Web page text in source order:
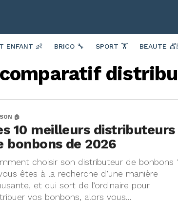
ENFANT 👶 BRICO 🔧 SPORT 🏋️ BEAUTE
🏠
10 meilleurs distributeurs
bonbons de 2026
choisir son distributeur de bonbons
êtes à la recherche d’une manière
et qui sort de l’ordinaire pour
vos bonbons, alors vous...